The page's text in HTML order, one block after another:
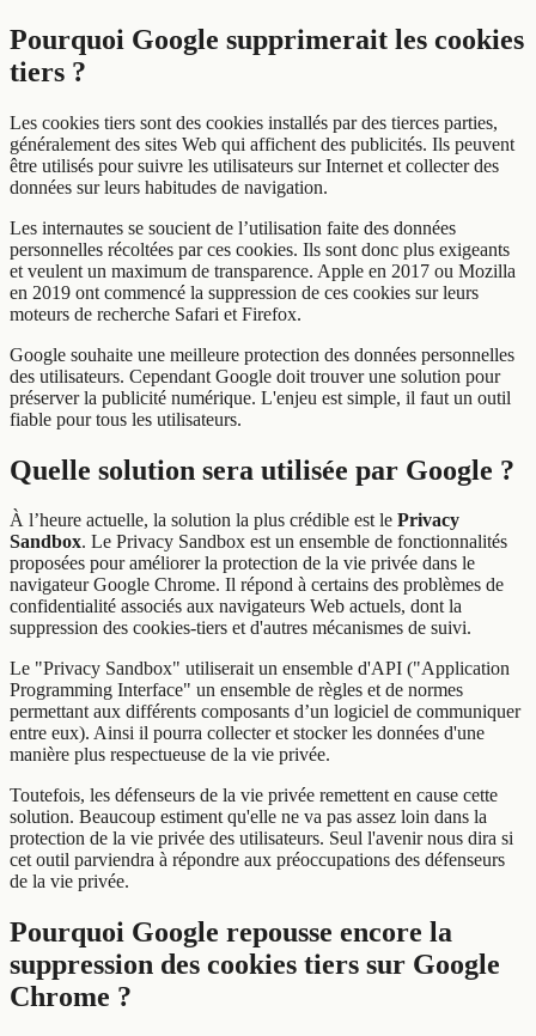
Pourquoi Google supprimerait les cookies
tiers ?
Les cookies tiers sont des cookies installés par des tierces parties,
généralement des sites Web qui affichent des publicités. Ils peuvent
être utilisés pour suivre les utilisateurs sur Internet et collecter des
données sur leurs habitudes de navigation.
Les internautes se soucient de l’utilisation faite des données
personnelles récoltées par ces cookies. Ils sont donc plus exigeants
et veulent un maximum de transparence. Apple en 2017 ou Mozilla
en 2019 ont commencé la suppression de ces cookies sur leurs
moteurs de recherche Safari et Firefox.
Google souhaite une meilleure protection des données personnelles
des utilisateurs. Cependant Google doit trouver une solution pour
préserver la publicité numérique. L'enjeu est simple, il faut un outil
fiable pour tous les utilisateurs.
Quelle solution sera utilisée par Google ?
À l’heure actuelle, la solution la plus crédible est le Privacy
Sandbox. Le Privacy Sandbox est un ensemble de fonctionnalités
proposées pour améliorer la protection de la vie privée dans le
navigateur Google Chrome. Il répond à certains des problèmes de
confidentialité associés aux navigateurs Web actuels, dont la
suppression des cookies-tiers et d'autres mécanismes de suivi.
Le "Privacy Sandbox" utiliserait un ensemble d'API ("Application
Programming Interface" un ensemble de règles et de normes
permettant aux différents composants d’un logiciel de communiquer
entre eux). Ainsi il pourra collecter et stocker les données d'une
manière plus respectueuse de la vie privée.
Toutefois, les défenseurs de la vie privée remettent en cause cette
solution. Beaucoup estiment qu'elle ne va pas assez loin dans la
protection de la vie privée des utilisateurs. Seul l'avenir nous dira si
cet outil parviendra à répondre aux préoccupations des défenseurs
de la vie privée.
Pourquoi Google repousse encore la
suppression des cookies tiers sur Google
Chrome ?